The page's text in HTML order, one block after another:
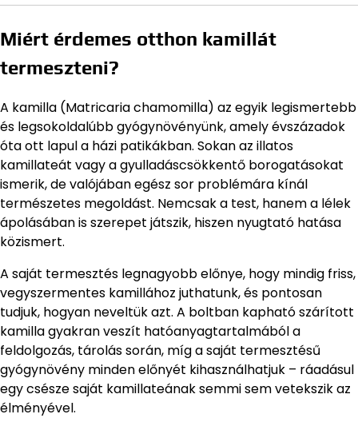
Miért érdemes otthon kamillát
termeszteni?
A kamilla (Matricaria chamomilla) az egyik legismertebb
és legsokoldalúbb gyógynövényünk, amely évszázadok
óta ott lapul a házi patikákban. Sokan az illatos
kamillateát vagy a gyulladáscsökkentő borogatásokat
ismerik, de valójában egész sor problémára kínál
természetes megoldást. Nemcsak a test, hanem a lélek
ápolásában is szerepet játszik, hiszen nyugtató hatása
közismert.
A saját termesztés legnagyobb előnye, hogy mindig friss,
vegyszermentes kamillához juthatunk, és pontosan
tudjuk, hogyan neveltük azt. A boltban kapható szárított
kamilla gyakran veszít hatóanyagtartalmából a
feldolgozás, tárolás során, míg a saját termesztésű
gyógynövény minden előnyét kihasználhatjuk – ráadásul
egy csésze saját kamillateának semmi sem vetekszik az
élményével.